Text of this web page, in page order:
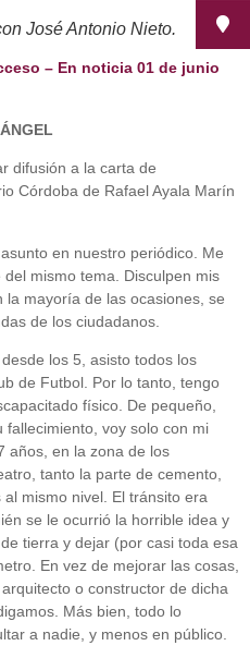
José Antonio Nieto.
– En noticia 01 de junio
difusión a la carta de
Córdoba de Rafael Ayala Marín
en nuestro periódico. Me
mismo tema. Disculpen mis
mayoría de las ocasiones, se
de los ciudadanos.
los 5, asisto todos los
de Futbol. Por lo tanto, tengo
físico. De pequeño,
voy solo con mi
años, en la zona de los
tanto la parte de cemento,
mismo nivel. El tránsito era
se le ocurrió la horrible idea y
tierra y dejar (por casi toda esa
En vez de mejorar las cosas,
o constructor de dicha
Más bien, todo lo
a nadie, y menos en público.